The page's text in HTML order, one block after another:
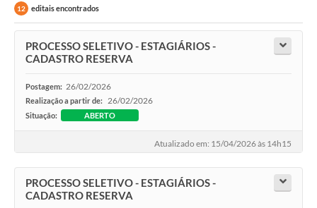
12 editais encontrados
PROCESSO SELETIVO - ESTAGIÁRIOS -
CADASTRO RESERVA
Postagem: 26/02/2026
Realização a partir de: 26/02/2026
Situação: ABERTO
Atualizado em: 15/04/2026 às 14h15
PROCESSO SELETIVO - ESTAGIÁRIOS -
CADASTRO RESERVA